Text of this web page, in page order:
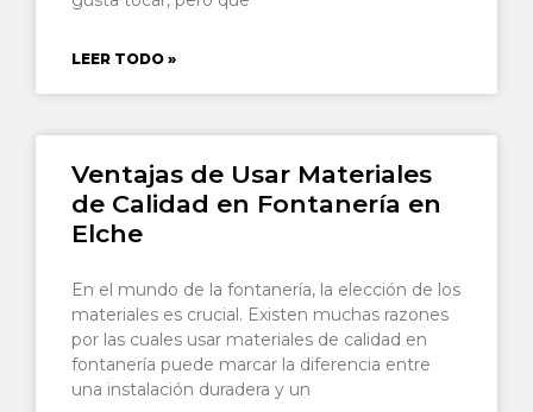
LEER TODO »
Ventajas de Usar Materiales
de Calidad en Fontanería en
Elche
En el mundo de la fontanería, la elección de los
materiales es crucial. Existen muchas razones
por las cuales usar materiales de calidad en
fontanería puede marcar la diferencia entre
una instalación duradera y un